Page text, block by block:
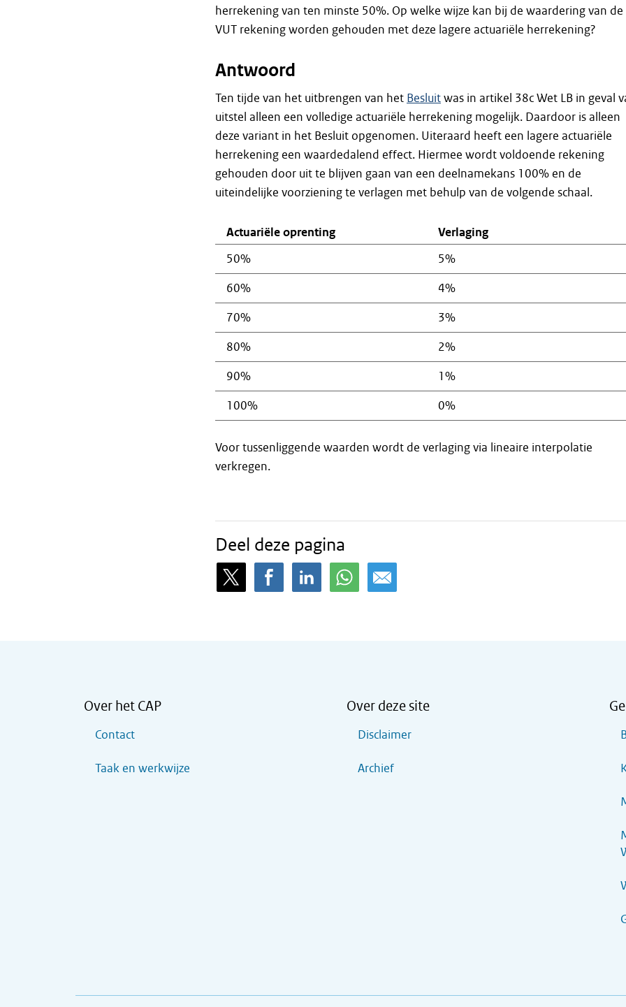
herrekening van ten minste 50%. Op welke wijze kan bij de waardering van de
VUT rekening worden gehouden met deze lagere actuariële herrekening?
Antwoord
Ten tijde van het uitbrengen van het Besluitwas in artikel 38c Wet LB in geval
uitstel alleen een volledige actuariële herrekening mogelijk. Daardoor is alleen
deze variant in het Besluit opgenomen. Uiteraard heeft een lagere actuariële
herrekening een waardedalend effect. Hiermee wordt voldoende rekening
gehouden door uit te blijven gaan van een deelnamekans 100% en de
uiteindelijke voorziening te verlagen met behulp van de volgende schaal.
Actuariële oprenting
Verlaging
50%
5%
60%
4%
70%
3%
80%
2%
90%
1%
100%
0%
Voor tussenliggende waarden wordt de verlaging via lineaire interpolatie
verkregen.
Deel deze pagina
Over het CAP
Contact
Taak en werkwijze
Over deze site
Disclaimer
Archief